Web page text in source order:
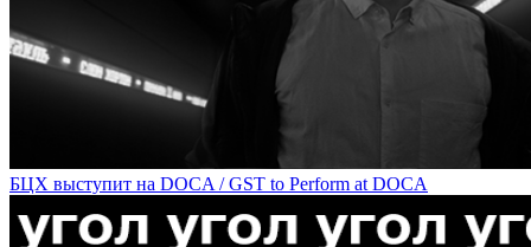
Олег Кулик расскажет о своей поездке на Burning Man на
БЦХ выступит на DOCA / GST to Perform at DOCA